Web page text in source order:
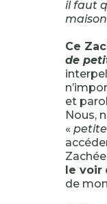
il faut
Ce
de
et
Nous,
«
le voir
de